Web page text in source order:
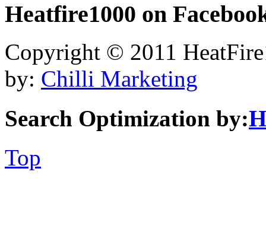
Heatfire1000 on
Copyright © 2011
by: Chilli Marketing
Search Optimization by:
Top